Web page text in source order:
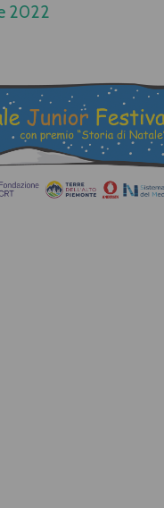
2022